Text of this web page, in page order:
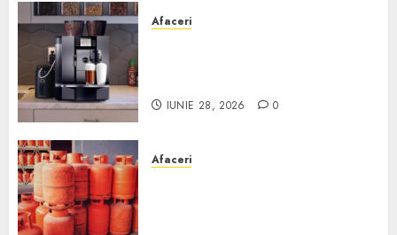
Afaceri
IUNIE 28, 2026 0
Afaceri